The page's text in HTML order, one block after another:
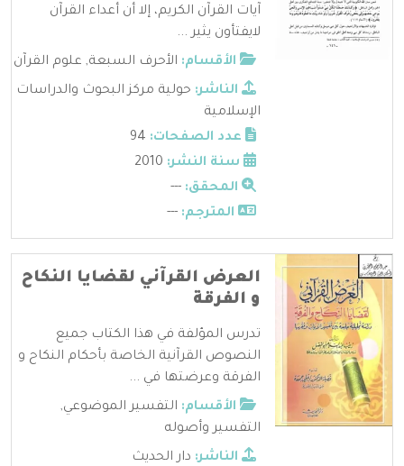
آيات القرآن الكريم، إلا أن أعداء القرآن
لايفتأون يثير ...
الأقسام: الأحرف السبعة, علوم القرآن
الناشر: حولية مركز البحوث والدراسات
الإسلامية
عدد الصفحات:
سنة النشر:
المحقق: ---
المترجم: ---
العرض القرآني لقضايا النكاح
و الفرقة
تدرس المؤلفة في هذا الكتاب جميع
النصوص القرآنية الخاصة بأحكام النكاح و
الفرقة وعرضتها في ...
الأقسام: التفسير الموضوعي,
التفسير وأصوله
الناشر: دار الحديث